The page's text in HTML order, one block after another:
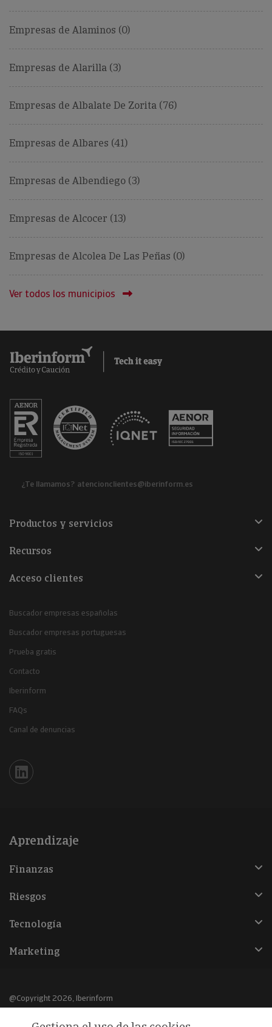
Empresas de Alaminos (0)
Empresas de Alarilla (3)
Empresas de Albalate De Zorita (76)
Empresas de Albares (41)
Empresas de Albendiego (3)
Empresas de Alcocer (13)
Empresas de Alcolea De Las Peñas (0)
Ver todos los municipios
¿Te llamamos? atencionclientes@iberinform.es
Productos y servicios
Recursos
Acceso clientes
Buscador empresas españolas
Buscador empresas portuguesas
Prueba gratis
Contacto
Iberinform
FAQs
Canal de denuncias
Iberinform en Linkedin
Aprendizaje
Finanzas
Riesgos
Tecnología
Marketing
@Copyright 2026, Iberinform